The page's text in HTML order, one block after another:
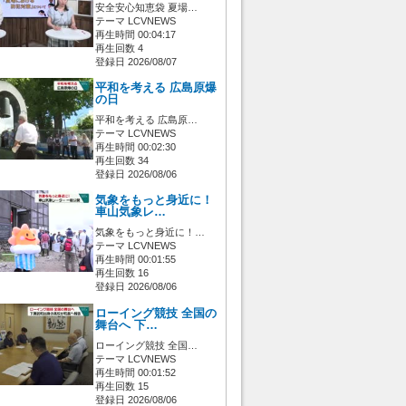
安全安心知恵袋 夏場…
テーマ LCVNEWS
再生時間 00:04:17
再生回数 4
登録日 2026/08/07
平和を考える 広島原爆
の日
平和を考える 広島原…
テーマ LCVNEWS
再生時間 00:02:30
再生回数 34
登録日 2026/08/06
気象をもっと身近に！
車山気象レ…
気象をもっと身近に！…
テーマ LCVNEWS
再生時間 00:01:55
再生回数 16
登録日 2026/08/06
ローイング競技 全国の
舞台へ 下…
ローイング競技 全国…
テーマ LCVNEWS
再生時間 00:01:52
再生回数 15
登録日 2026/08/06